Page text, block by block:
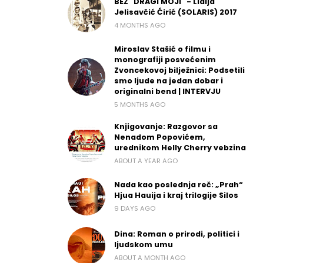
Jelisavčić Ćirić (SOLARIS) 2017
4 MONTHS AGO
Miroslav Stašić o filmu i
monografiji posvećenim
Zvoncekovoj bilježnici: Podsetili
smo ljude na jedan dobar i
originalni bend | INTERVJU
5 MONTHS AGO
Knjigovanje: Razgovor sa
Nenadom Popovićem,
urednikom Helly Cherry vebzina
ABOUT A YEAR AGO
Nada kao poslednja reč: „Prah“
Hjua Hauija i kraj trilogije Silos
9 DAYS AGO
Dina: Roman o prirodi, politici i
ljudskom umu
ABOUT A MONTH AGO